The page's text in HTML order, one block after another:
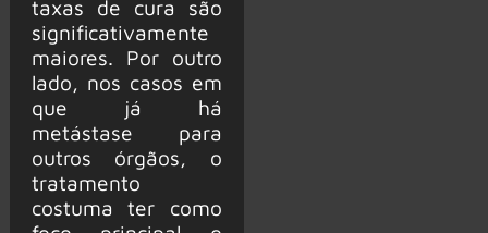
taxas de cura são
significativamente
maiores. Por outro
lado, nos casos em
que já há
metástase para
outros órgãos, o
tratamento
costuma ter como